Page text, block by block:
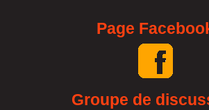
Page
Groupe de